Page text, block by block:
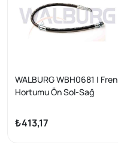
WALBURG WBH0681 | Fren
Hortumu Ön Sol-Sağ
Ps_) 2014-| 2 Adet
₺413,17